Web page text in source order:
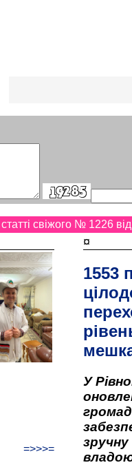
свіжого № 1226
=>>>=
¤
1553
У
зручну